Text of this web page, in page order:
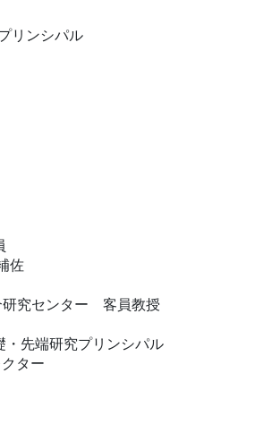
リンシパル
佐
究センター 客員教授
先端研究プリンシパル
ター